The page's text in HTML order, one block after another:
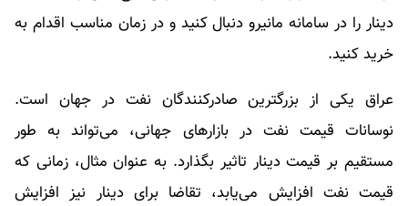
دینار را در سامانه مانیرو دنبال کنید و در زمان مناسب اقدام به
خرید کنید.
عراق یکی از بزرگترین صادرکنندگان نفت در جهان است.
نوسانات قیمت نفت در بازارهای جهانی، می‌تواند به طور
مستقیم بر قیمت دینار تاثیر بگذارد. به عنوان مثال، زمانی که
قیمت نفت افزایش می‌یابد، تقاضا برای دینار نیز افزایش